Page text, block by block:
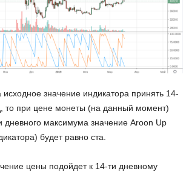
значение индикатора принять 14-
то при цене монеты (на данный момент)
дневного максимума значение Aroon Up
будет равно ста.
цены подойдет к 14-ти дневному